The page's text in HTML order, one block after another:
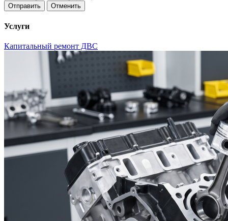
Отменить
Услуги
Капитальный ремонт ДВС